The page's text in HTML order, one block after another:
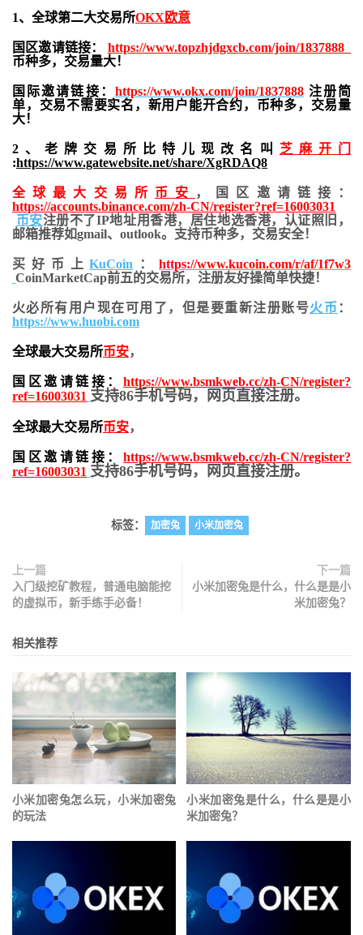
1、全球第二大交易所OKX欧意
国区邀请链接： https://www.topzhjdgxcb.com/join/1837888
币种多，交易量大！
国际邀请链接： https://www.okx.com/join/1837888注册简
单，交易不需要实名，新用户能开合约， 币种多，交易量
大！
2、老牌交易所比特儿现改名叫 芝麻开门
:https://www.gatewebsite.net/share/XgRDAQ8
全球最大交易所 币安
，国区邀请链接：
https://accounts.binance.com/zh-CN/register?ref=16003031
币安注册不了IP地址用香港，居住地选香港，认证照旧，
邮箱推荐如gmail、outlook。支持币种多，交易安全！
买好币上KuCoin ：https://www.kucoin.com/r/af/1f7w3
CoinMarketCap前五的交易所，注册友好操简单快捷！
火必所有用户现在可用了，但是要重新注册账号火币 ：
https://www.huobi.com
全球最大交易所币安，
国区邀请链接： https://www.bsmkweb.cc/zh-CN/register?
ref=16003031 支持86手机号码，网页直接注册。
全球最大交易所币安，
国区邀请链接： https://www.bsmkweb.cc/zh-CN/register?
ref=16003031 支持86手机号码，网页直接注册。
标签： 加密兔 小米加密兔
上一篇
入门级挖矿教程，普通电脑能挖
的虚拟币，新手练手必备！
下一篇
小米加密兔是什么，什么是是小
米加密兔？
相关推荐
小米加密兔怎么玩，小米加密兔
的玩法
小米加密兔是什么，什么是是小
米加密兔？